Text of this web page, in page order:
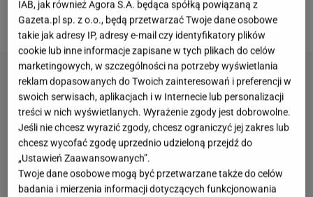
innymi, jaką emeryturę otrzymuje.
IAB, jak również Agora S.A. będąca spółką powiązaną z
Gazeta.pl sp. z o.o., będą przetwarzać Twoje dane osobowe
takie jak adresy IP, adresy e-mail czy identyfikatory plików
cookie lub inne informacje zapisane w tych plikach do celów
marketingowych, w szczególności na potrzeby wyświetlania
reklam dopasowanych do Twoich zainteresowań i preferencji w
swoich serwisach, aplikacjach i w Internecie lub personalizacji
treści w nich wyświetlanych. Wyrażenie zgody jest dobrowolne.
Jeśli nie chcesz wyrazić zgody, chcesz ograniczyć jej zakres lub
chcesz wycofać zgodę uprzednio udzieloną przejdź do
„Ustawień Zaawansowanych”.
Twoje dane osobowe mogą być przetwarzane także do celów
badania i mierzenia informacji dotyczących funkcjonowania